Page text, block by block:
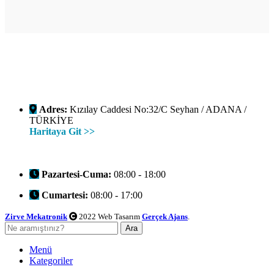
Adres: Kızılay Caddesi No:32/C Seyhan / ADANA /
TÜRKİYE
Haritaya Git >>
Pazartesi-Cuma: 08:00 - 18:00
Cumartesi: 08:00 - 17:00
Zirve Mekatronik 2022 Web Tasarım Gerçek Ajans
Ara
Menü
Kategoriler